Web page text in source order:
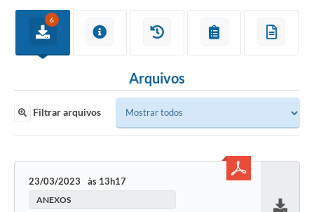
6
Arquivos
Filtrar arquivos
23/03/2023 13h17
ANEXOS